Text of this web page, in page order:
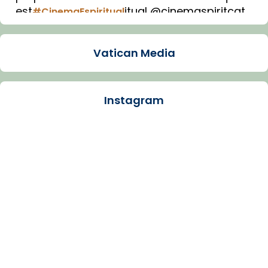
est#CinemaEspiritualitual @cinemaspiritcat
Imatge: Generada amb IA (OpenAI)
Arquebisbat de Barcelona
Vatican Media
Instagram